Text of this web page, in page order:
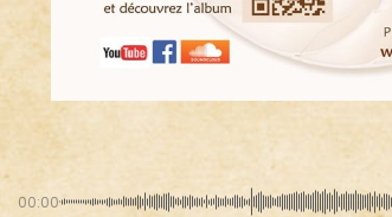
00:00